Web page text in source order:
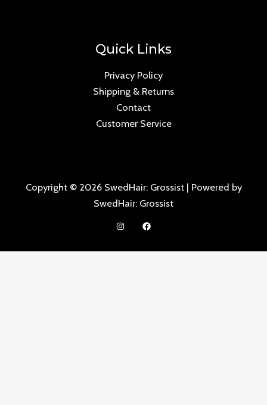
Quick Links
Privacy Policy
Shipping & Returns
Contact
Customer Service
Copyright © 2026 SwedHair: Grossist | Powered by
SwedHair: Grossist